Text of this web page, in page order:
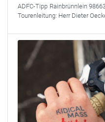
ADFC-Tipp Rainbrünnlein
Tourenleitung: Herr Dieter